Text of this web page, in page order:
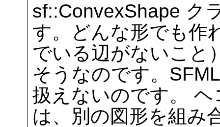
sf::ConvexShape ク
す。どんな形でも作
でいる辺がないこと
そうなのです。
扱えないのです。
は、別の図形を組み